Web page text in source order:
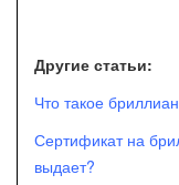
Другие статьи:
Что такое
Сертификат на
выдает?